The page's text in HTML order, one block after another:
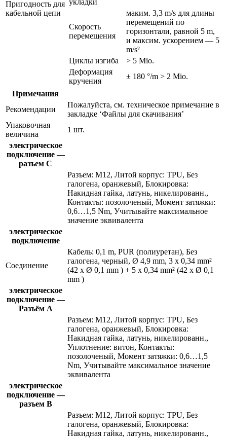
Пригодность для
кабельной цепи
Скорость
перемещения
маким. 3,3 m/s для длины
перемещений по
горизонтали, равной 5 m,
и максим. ускорением — 5
m/s²
Циклы изгиба
> 5 Mio.
Деформация
кручения
± 180 °/m > 2 Mio.
Примечания
Рекомендации
Пожалуйста, см. техническое примечание в
закладке ‘Файлы для скачивания’
Упаковочная
величина
1 шт.
электрическое
подключение —
разъем C
Разъем: M12, Литой корпус: TPU, Без
галогена, оранжевый, Блокировка:
Накидная гайка, латунь, никелированн.,
Контакты: позолоченый, Момент затяжки:
0,6…1,5 Nm, Учитывайте максимальное
значение эквивалента
электрическое
подключение
Соединение
Кабель: 0,1 m, PUR (полиуретан), Без
галогена, черный, Ø 4,9 mm, 3 x 0,34 mm²
(42 x Ø 0,1 mm ) + 5 x 0,34 mm² (42 x Ø 0,1
mm )
электрическое
подключение —
Разъём A
Разъем: M12, Литой корпус: TPU, Без
галогена, оранжевый, Блокировка:
Накидная гайка, латунь, никелированн.,
Уплотнение: витон, Контакты:
позолоченый, Момент затяжки: 0,6…1,5
Nm, Учитывайте максимальное значение
эквивалента
электрическое
подключение —
разъем B
Разъем: M12, Литой корпус: TPU, Без
галогена, оранжевый, Блокировка:
Накидная гайка, латунь, никелированн.,